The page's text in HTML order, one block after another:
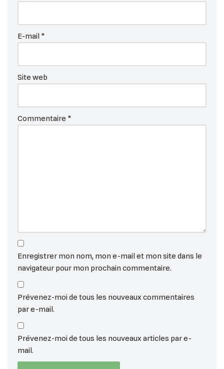
E-mail *
Site web
Commentaire *
Enregistrer mon nom, mon e-mail et mon site dans le
navigateur pour mon prochain commentaire.
Prévenez-moi de tous les nouveaux commentaires
par e-mail.
Prévenez-moi de tous les nouveaux articles par e-
mail.